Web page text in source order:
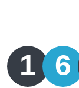
1 6